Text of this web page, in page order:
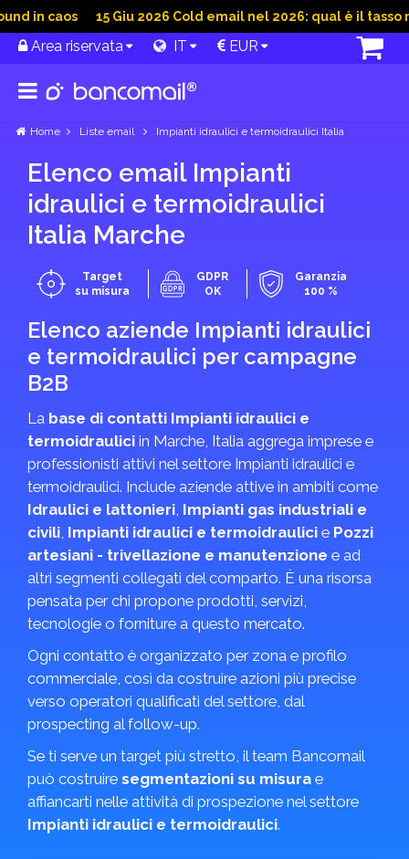
in caos 15 Giu 2026 Cold email nel 2026: qual è il tasso
Area riservata IT EUR
Home Liste email Impianti idraulici e termoidraulici Italia
Elenco email Impianti
idraulici e termoidraulici
Italia Marche
Target
su misura
GDPR
OK
Garanzia
100 %
Elenco aziende Impianti idraulici
e termoidraulici per campagne
B2B
La base di contatti Impianti idraulici e
termoidraulici in Marche, Italia aggrega imprese e
professionisti attivi nel settore Impianti idraulici e
termoidraulici. Include aziende attive in ambiti come
Idraulici e lattonieri, Impianti gas industriali e
civili, Impianti idraulici e termoidraulici e Pozzi
artesiani - trivellazione e manutenzione e ad
altri segmenti collegati del comparto. È una risorsa
pensata per chi propone prodotti, servizi,
tecnologie o forniture a questo mercato.
Ogni contatto è organizzato per zona e profilo
commerciale, così da costruire azioni più precise
verso operatori qualificati del settore, dal
prospecting al follow-up.
Se ti serve un target più stretto, il team Bancomail
può costruire segmentazioni su misura e
affiancarti nelle attività di prospezione nel settore
Impianti idraulici e termoidraulici.